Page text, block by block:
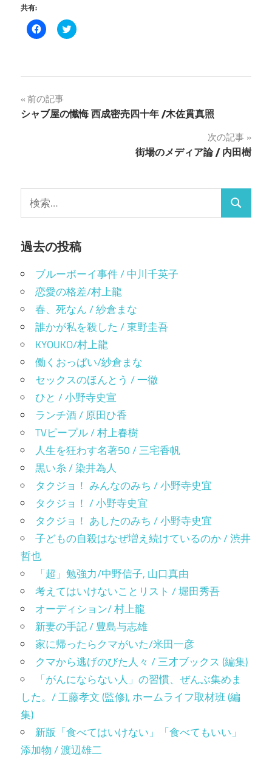
共有:
Facebook
で
に
リ
ッ
ク
し
ィ
ン
ド
開
き
ま
ク
リ
Twitter
(新
し
い
投
稿
ゲ
ー
シ
ョ
ン
前の記事
シャブ屋の懺悔 西成密売四十年 /木佐貫真照
次の記事
街場のメディア論 / 内田樹
索:
検
過去の投稿
ブルーボーイ事件 / 中川千英子
恋愛の格差/村上龍
春、死なん / 紗倉まな
誰かが私を殺した / 東野圭吾
KYOUKO/村上龍
働くおっぱい/紗倉まな
セックスのほんとう / 一徹
ひと / 小野寺史宣
ランチ酒 / 原田ひ香
TVピープル / 村上春樹
人生を狂わす名著50 / 三宅香帆
黒い糸 / 染井為人
タクジョ！ みんなのみち / 小野寺史宜
タクジョ！ / 小野寺史宜
タクジョ！ あしたのみち / 小野寺史宜
子どもの自殺はなぜ増え続けているのか / 渋井
哲也
「超」勉強力/中野信子, 山口真由
考えてはいけないことリスト / 堀田秀吾
オーディション/ 村上龍
新妻の手記 / 豊島与志雄
家に帰ったらクマがいた/米田一彦
クマから逃げのびた人々 / 三才ブックス (編集)
「がんにならない人」の習慣、ぜんぶ集めま
した。/ 工藤孝文 (監修), ホームライフ取材班 (編
集)
新版「食べてはいけない」「食べてもいい」
添加物 / 渡辺雄二